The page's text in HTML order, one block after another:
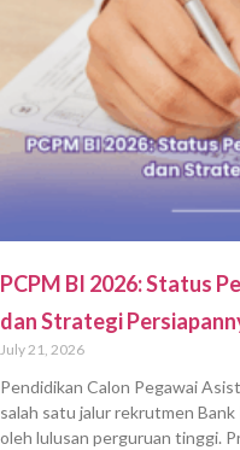
PCPM BI 2026: Status
dan Strategi
July 21, 2026
Pendidikan Calon Pegawai
salah satu jalur rekrutmen
oleh lulusan perguruan tinggi.